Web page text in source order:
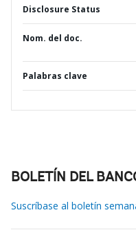
Disclosure Status
Nom. del doc.
Palabras clave
BOLETÍN DEL
Suscríbase al boletín